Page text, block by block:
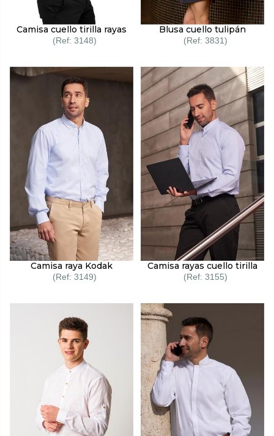
Camisa cuello tirilla rayas
3148
Blusa cuello tulipán
3831
Camisa raya Kodak
3149
Camisa rayas cuello tirilla
3155